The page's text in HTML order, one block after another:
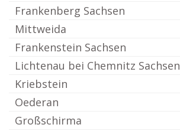
Frankenberg Sachsen
Mittweida
Frankenstein Sachsen
Lichtenau bei Chemnitz Sachsen
Kriebstein
Oederan
Großschirma